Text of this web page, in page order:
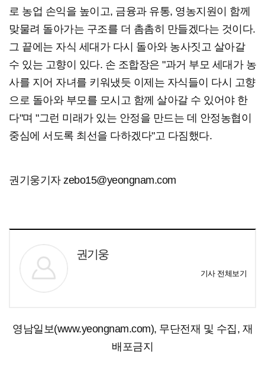
로 농업 손익을 높이고, 금융과 유통, 영농지원이 함께
맞물려 돌아가는 구조를 더 촘촘히 만들겠다는 것이다.
그 끝에는 자식 세대가 다시 돌아와 농사짓고 살아갈
수 있는 고향이 있다. 손 조합장은 "과거 부모 세대가 농
사를 지어 자녀를 키워냈듯 이제는 자식들이 다시 고향
으로 돌아와 부모를 모시고 함께 살아갈 수 있어야 한
다"며 "그런 미래가 있는 안정을 만드는 데 안정농협이
중심에 서도록 최선을 다하겠다"고 다짐했다.
권기웅기자 zebo15@yeongnam.com
권기웅
기사 전체보기
영남일보(www.yeongnam.com), 무단전재 및 수집, 재
배포금지